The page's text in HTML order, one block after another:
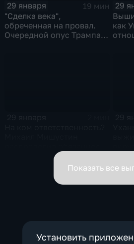
29 января
19 мин
"Сделка века",
обреченная на провал.
Очередной опус Трампа.
29
как
вице-премьеров
Показать все
Установить